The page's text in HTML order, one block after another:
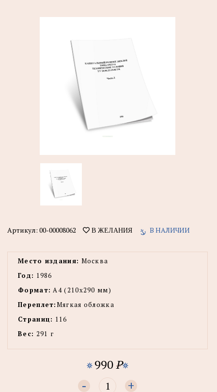
Артикул: 00-00008062 В ЖЕЛАНИЯ В НАЛИЧИИ
Место издания: Москва
Год: 1986
Формат: А4 (210x290 мм)
Переплет:Мягкая обложка
Страниц: 116
Вес: 291 г
990P
- +